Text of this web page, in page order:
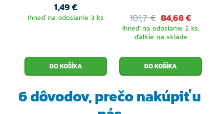
1,49 €
Ihneď na odoslanie 3 ks 101,7 € 84,68 €
Ihneď na odoslanie 2 ks,
ďalšie na sklade
6 dôvodov, prečonakúpiť u